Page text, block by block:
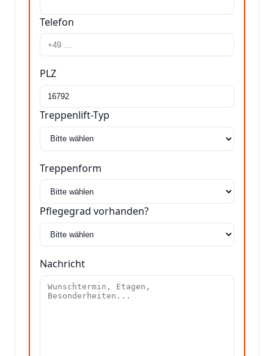
Telefon
PLZ
Treppenlift-Typ
Treppenform
Pflegegrad vorhanden?
Nachricht